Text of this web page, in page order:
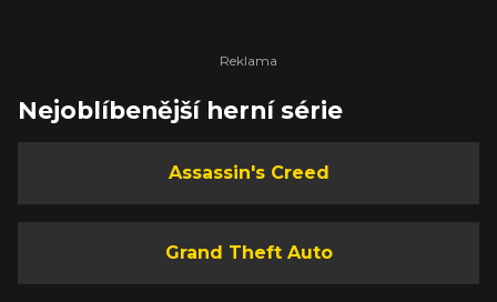
Nejoblíbenější herní série
Assassin's Creed
Grand Theft Auto